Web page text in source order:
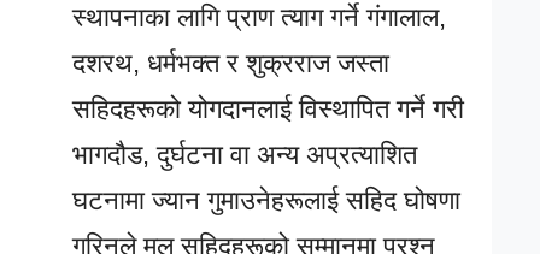
स्थापनाका लागि प्राण त्याग गर्ने गंगालाल,
दशरथ, धर्मभक्त र शुक्रराज जस्ता
सहिदहरूको योगदानलाई विस्थापित गर्ने गरी
भागदौड, दुर्घटना वा अन्य अप्रत्याशित
घटनामा ज्यान गुमाउनेहरूलाई सहिद घोषणा
गरिनुले मूल सहिदहरूको सम्मानमा प्रश्न